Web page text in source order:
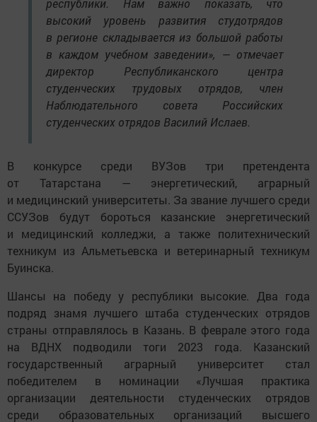
республики. Нам важно показать, что
высокий уровень развития студотрядов
в регионе складывается из большой работы
в каждом учебном заведении», — отмечает
директор Республиканского центра
студенческих трудовых отрядов, член
Наблюдательного совета Российских
студенческих отрядов Василий Ислаев.
В конкурсе среди ВУЗов три претендента
от Татарстана — энергетический, аграрный
и медицинский университеты. За звание лучшего среди
ССУЗов будут бороться казанские энергетический
и медицинский колледжи, а также политехнический
техникум из Альметьевска и ветеринарный техникум
Буинска.
Шансы на победу у республики высокие. Два года
подряд знамя лучшего штаба студенческих отрядов
страны отправлялось в Казань. В феврале этого года
на ВДНХ подводили тоги 2023 года. Казанский
государственный аграрный университет стал
победителем в номинации «Лучшая практика
организации деятельности студенческих отрядов
среди образовательных организаций высшего